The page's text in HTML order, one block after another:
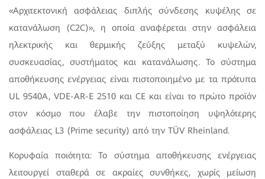
«Αρχιτεκτονική ασφάλειας διπλής σύνδεσης κυψέλης σε
κατανάλωση (C2C)», η οποία αναφέρεται στην ασφάλεια
ηλεκτρικής και θερμικής ζεύξης μεταξύ κυψελών,
συσκευασίας, συστήματος και κατανάλωσης. Το σύστημα
αποθήκευσης ενέργειας είναι πιστοποιημένο με τα πρότυπα
UL 9540A, VDE-AR-E 2510 και CE και είναι το πρώτο προϊόν
στον κόσμο που έλαβε την πιστοποίηση υψηλότερης
ασφάλειας L3 (Prime security) από την TÜV Rheinland.
Κορυφαία ποιότητα: Το σύστημα αποθήκευσης ενέργειας
λειτουργεί σταθερά σε ακραίες συνθήκες, χωρίς μείωση